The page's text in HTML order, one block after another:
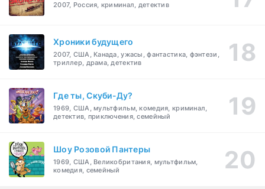
2007, Россия, криминал, детектив
Хроники будущего
2007, США, Канада, ужасы, фантастика, фэнтези,
триллер, драма, детектив
Где ты, Скуби-Ду?
1969, США, мультфильм, комедия, криминал,
детектив, приключения, семейный
Шоу Розовой Пантеры
1969, США, Великобритания, мультфильм,
комедия, семейный